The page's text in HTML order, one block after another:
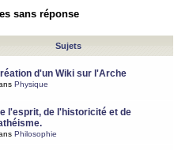
sans réponse
Sujets
d'un Wiki sur l'Arche
Physique
l'esprit, de l'historicité et de
Philosophie